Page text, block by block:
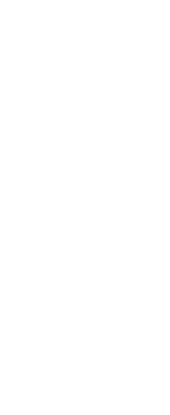
pour petits et grands